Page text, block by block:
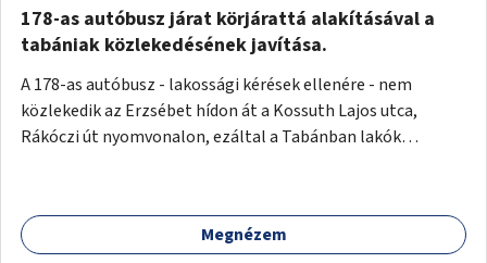
178-as autóbusz járat körjárattá alakításával a
tabániak közlekedésének javítása.
A 178-as autóbusz - lakossági kérések ellenére - nem
közlekedik az Erzsébet hídon át a Kossuth Lajos utca,
Rákóczi út nyomvonalon, ezáltal a Tabánban lakók
járattal feljutni a Naphegyre, ahol iskola és óvoda is van a
körzetben élők számára. Megoldás lenne, ha a 178-as
Megnézem